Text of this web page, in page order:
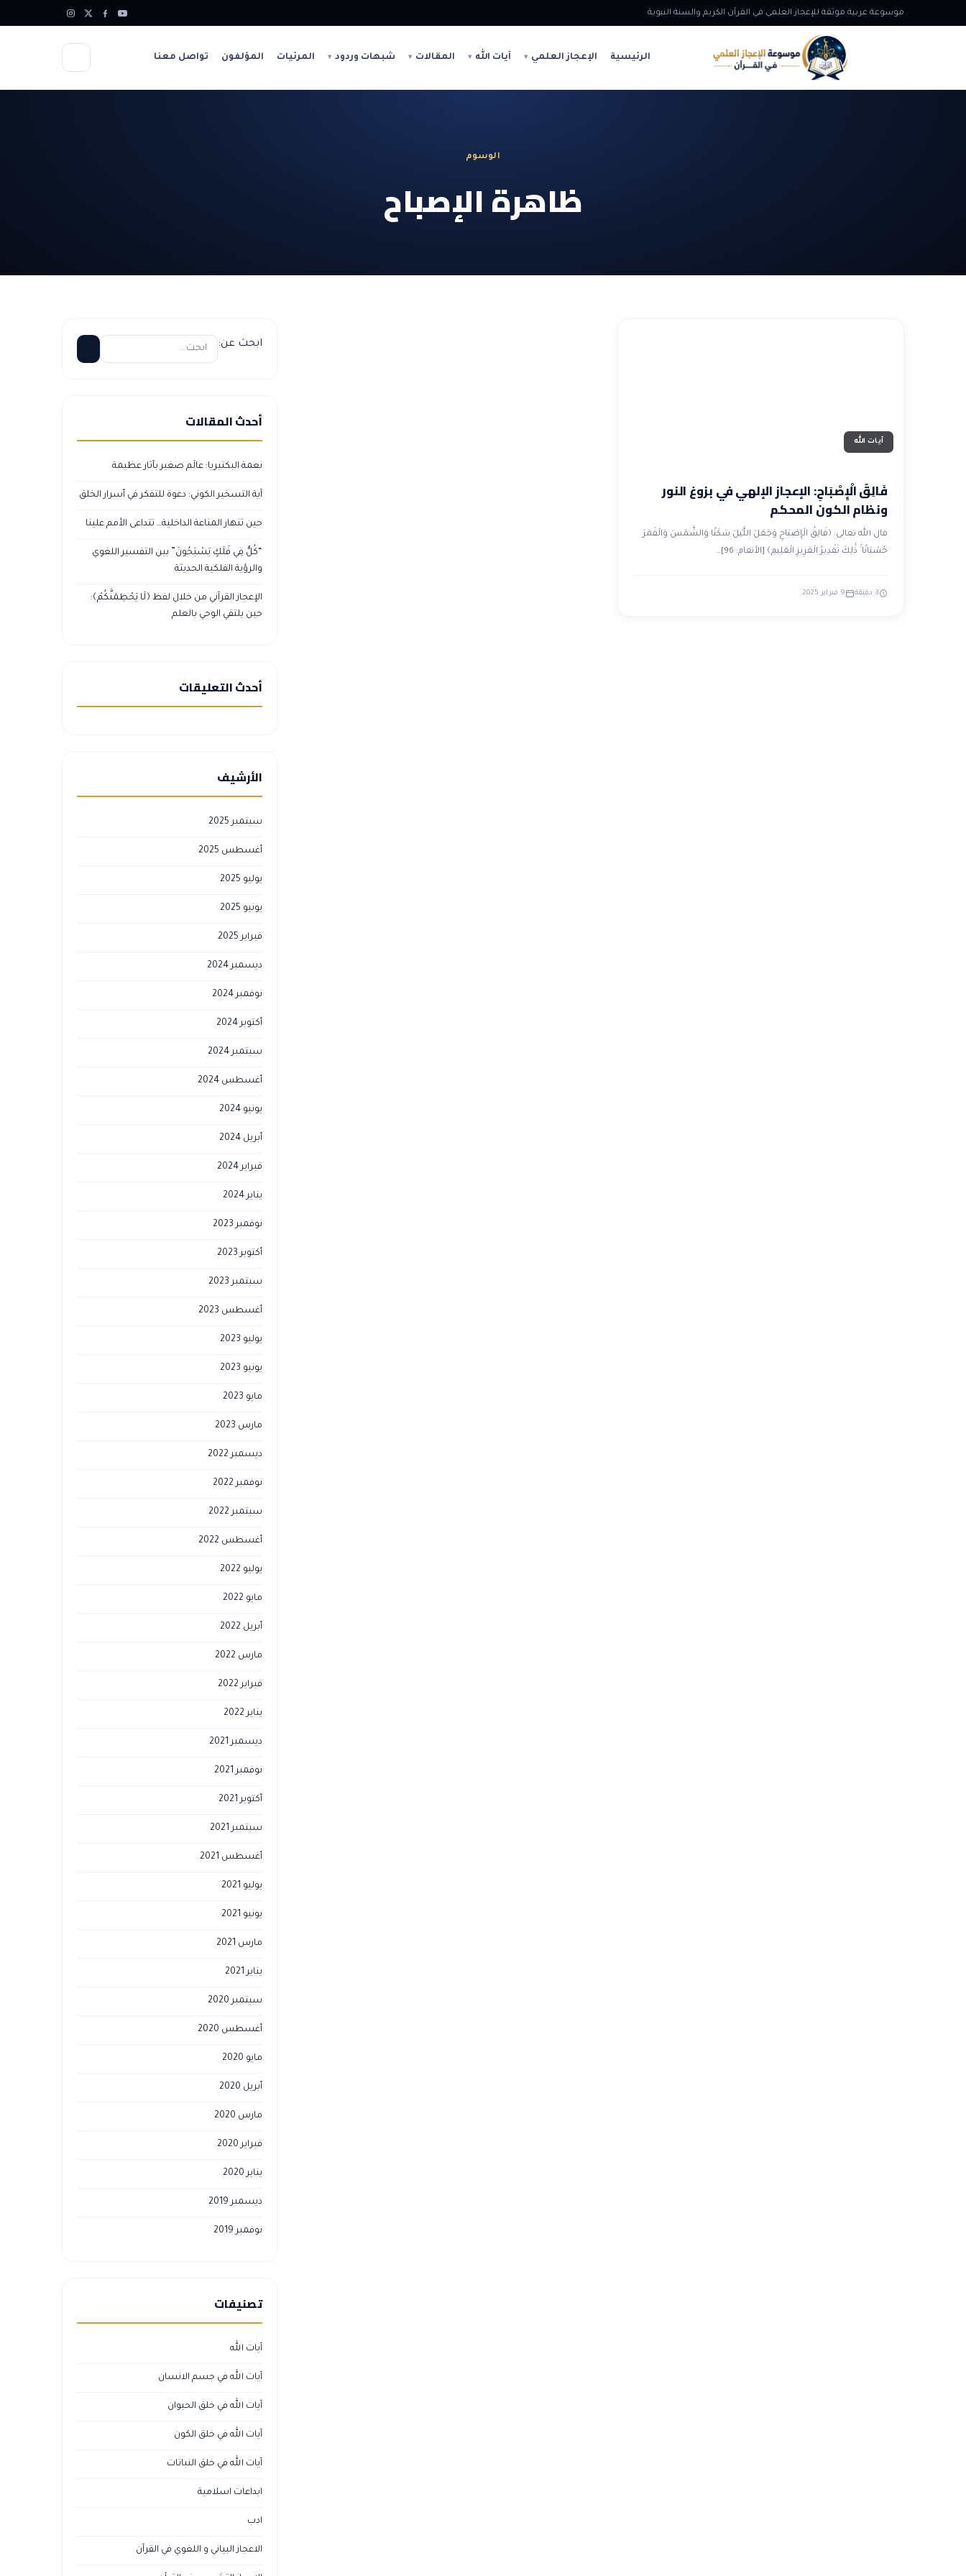
موسوعة عربية موثقة للإعجاز العلمي في القرآن الكريم والسنة النبوية
الرئيسية الإعجاز العلمي آيات الله المقالات شبهات وردود المرئيات المؤلفون تواصل معنا
الوسوم
ظاهرة الإصباح
آيات الله
فَالِقُ الْإِصْبَاحِ: الإعجاز الإلهي في بزوغ النور
ونظام الكون المحكم
قال الله تعالى: ﴿فَالِقُ الْإِصْبَاحِ وَجَعَلَ اللَّيْلَ سَكَنًا وَالشَّمْسَ وَالْقَمَرَ
حُسْبَانًا ۚ ذَٰلِكَ تَقْدِيرُ الْعَزِيزِ الْعَلِيمِ﴾ [الأنعام: 96]…
3 دقيقة 9 فبراير 2025
ابحث عن:
أحدث المقالات
نعمة البكتيريا: عالَم صغير بآثار عظيمة
آية التسخير الكوني: دعوة للتفكر في أسرار الخلق
حين تنهار المناعة الداخلية… تتداعى الأمم علينا
“كُلٌّ فِي فَلَكٍ يَسْبَحُونَ” بين التفسير اللغوي
والرؤية الفلكية الحديثة
الإعجاز القرآني من خلال لفظ ﴿لَا يَحْطِمَنَّكُمْ﴾:
حين يلتقي الوحي بالعلم
أحدث التعليقات
الأرشيف
سبتمبر 2025
أغسطس 2025
يوليو 2025
يونيو 2025
فبراير 2025
ديسمبر 2024
نوفمبر 2024
أكتوبر 2024
سبتمبر 2024
أغسطس 2024
يونيو 2024
أبريل 2024
فبراير 2024
يناير 2024
نوفمبر 2023
أكتوبر 2023
سبتمبر 2023
أغسطس 2023
يوليو 2023
يونيو 2023
مايو 2023
مارس 2023
ديسمبر 2022
نوفمبر 2022
سبتمبر 2022
أغسطس 2022
يوليو 2022
مايو 2022
أبريل 2022
مارس 2022
فبراير 2022
يناير 2022
ديسمبر 2021
نوفمبر 2021
أكتوبر 2021
سبتمبر 2021
أغسطس 2021
يوليو 2021
يونيو 2021
مارس 2021
يناير 2021
سبتمبر 2020
أغسطس 2020
مايو 2020
أبريل 2020
مارس 2020
فبراير 2020
يناير 2020
ديسمبر 2019
نوفمبر 2019
تصنيفات
آيات الله
آيات الله في جسم الانسان
آيات الله في خلق الحيوان
آيات الله في خلق الكون
آيات الله في خلق النباتات
ابداعات اسلامية
ادب
الاعجاز البياني و اللغوي في القرآن